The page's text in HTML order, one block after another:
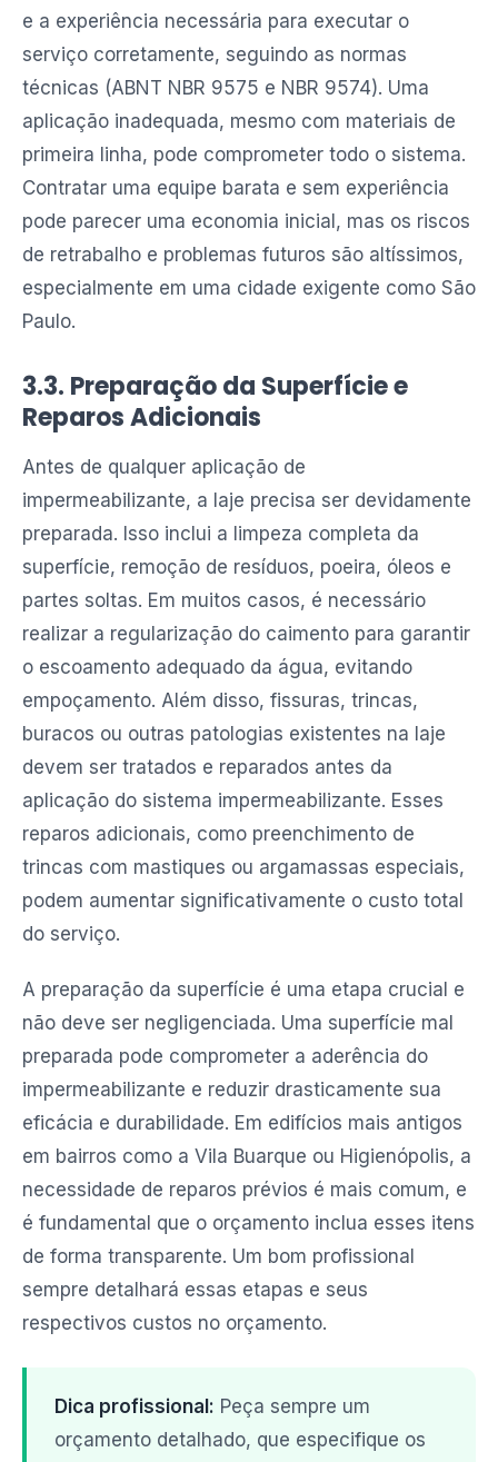
e a experiência necessária para executar o
serviço corretamente, seguindo as normas
técnicas (ABNT NBR 9575 e NBR 9574). Uma
aplicação inadequada, mesmo com materiais de
primeira linha, pode comprometer todo o sistema.
Contratar uma equipe barata e sem experiência
pode parecer uma economia inicial, mas os riscos
de retrabalho e problemas futuros são altíssimos,
especialmente em uma cidade exigente como São
Paulo.
3.3. Preparação da Superfície e
Reparos Adicionais
Antes de qualquer aplicação de
impermeabilizante, a laje precisa ser devidamente
preparada. Isso inclui a limpeza completa da
superfície, remoção de resíduos, poeira, óleos e
partes soltas. Em muitos casos, é necessário
realizar a regularização do caimento para garantir
o escoamento adequado da água, evitando
empoçamento. Além disso, fissuras, trincas,
buracos ou outras patologias existentes na laje
devem ser tratados e reparados antes da
aplicação do sistema impermeabilizante. Esses
reparos adicionais, como preenchimento de
trincas com mastiques ou argamassas especiais,
podem aumentar significativamente o custo total
do serviço.
A preparação da superfície é uma etapa crucial e
não deve ser negligenciada. Uma superfície mal
preparada pode comprometer a aderência do
impermeabilizante e reduzir drasticamente sua
eficácia e durabilidade. Em edifícios mais antigos
em bairros como a Vila Buarque ou Higienópolis, a
necessidade de reparos prévios é mais comum, e
é fundamental que o orçamento inclua esses itens
de forma transparente. Um bom profissional
sempre detalhará essas etapas e seus
respectivos custos no orçamento.
Dica profissional: Peça sempre um
orçamento detalhado, que especifique os